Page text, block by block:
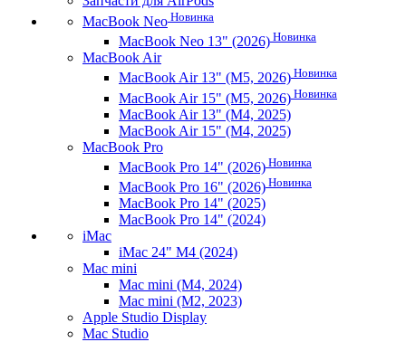
MacBook Neo Новинка
MacBook Neo 13" (2026) Новинка
MacBook Air
MacBook Air 13" (M5, 2026) Новинка
MacBook Air 15" (M5, 2026) Новинка
MacBook Air 13" (M4, 2025)
MacBook Air 15" (M4, 2025)
MacBook Pro
MacBook Pro 14" (2026) Новинка
MacBook Pro 16" (2026) Новинка
MacBook Pro 14" (2025)
MacBook Pro 14" (2024)
iMac
iMac 24" M4 (2024)
Mac mini
Mac mini (M4, 2024)
Mac mini (M2, 2023)
Apple Studio Display
Mac Studio